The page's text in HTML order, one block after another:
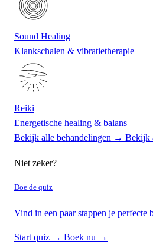
Sound Healing
Klankschalen & vibratietherapie
Reiki
Energetische healing & balans
Bekijk alle behandelingen → Bekijk
Niet zeker?
Doe de quiz
Vind in een paar stappen je perfecte
Start quiz → Boek nu →